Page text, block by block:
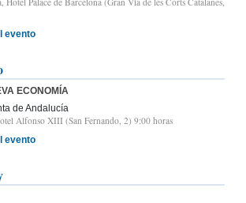
evento
ECONOMÍA
de Andalucía
Alfonso XIII (San Fernando, 2) 9:00 horas
evento